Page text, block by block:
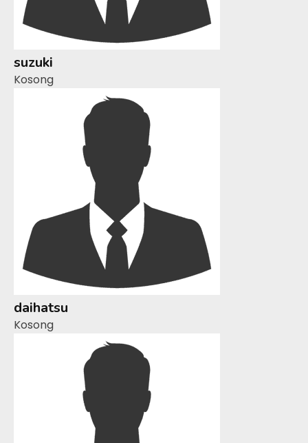
suzuki
Kosong
daihatsu
Kosong